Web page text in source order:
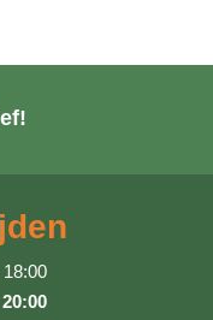
20:00